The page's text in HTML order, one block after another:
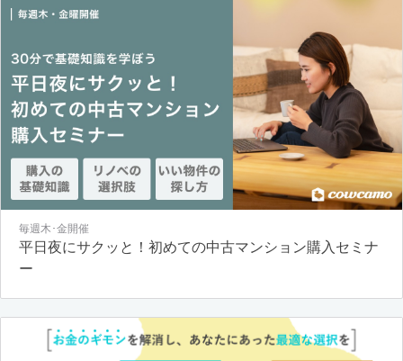
毎週木･金開催
平日夜にサクッと！初めての中古マンション購入セミナ
ー